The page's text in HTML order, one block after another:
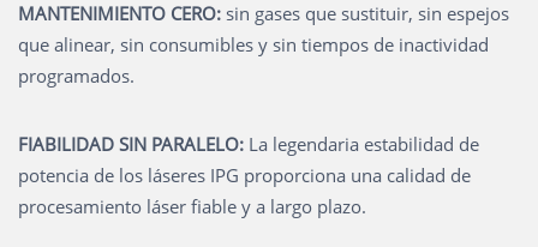
MANTENIMIENTO CERO: sin gases que sustituir, sin espejos
que alinear, sin consumibles y sin tiempos de inactividad
programados.
FIABILIDAD SIN PARALELO: La legendaria estabilidad de
potencia de los láseres IPG proporciona una calidad de
procesamiento láser fiable y a largo plazo.